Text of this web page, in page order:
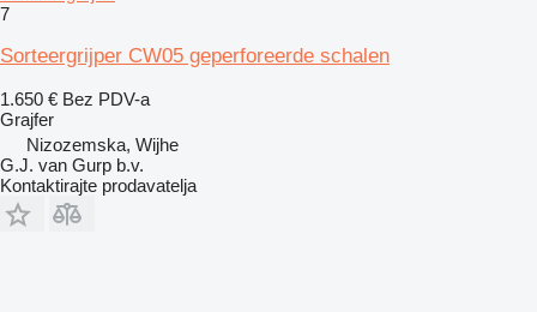
7
Sorteergrijper CW05 geperforeerde schalen
1.650 € Bez PDV-a
Grajfer
Nizozemska, Wijhe
G.J. van Gurp b.v.
Kontaktirajte prodavatelja